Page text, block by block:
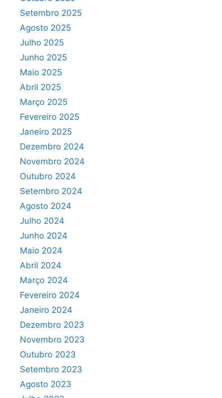
Setembro 2025
Agosto 2025
Julho 2025
Junho 2025
Maio 2025
Abril 2025
Março 2025
Fevereiro 2025
Janeiro 2025
Dezembro 2024
Novembro 2024
Outubro 2024
Setembro 2024
Agosto 2024
Julho 2024
Junho 2024
Maio 2024
Abril 2024
Março 2024
Fevereiro 2024
Janeiro 2024
Dezembro 2023
Novembro 2023
Outubro 2023
Setembro 2023
Agosto 2023